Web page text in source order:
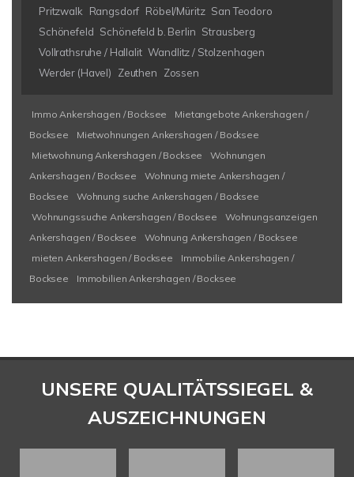
Pritzwalk
Rangsdorf Röbel/Müritz San Teodoro
Schönefeld Schönefeld b. Berlin Strausberg
Vollrathsruhe / Hallalit Wandlitz / Stolzenhagen
Werder (Havel)
Zeuthen Zossen
Immo Ankershagen / Bocksee
Mietangebote Ankershagen /
Bocksee
Mietwohnungen Ankershagen / Bocksee
Mietwohnung Ankershagen / Bocksee
Wohnungen
Ankershagen / Bocksee
Wohnung miete Ankershagen /
Bocksee
Wohnung suche Ankershagen / Bocksee
Wohnungssuche Ankershagen / Bocksee
Wohnungsanzeigen
Ankershagen / Bocksee
Wohnung Ankershagen / Bocksee
mieten Ankershagen / Bocksee
Immobilie Ankershagen /
Bocksee
Immobilien Ankershagen / Bocksee
UNSERE QUALITÄTSSIEGEL &
AUSZEICHNUNGEN